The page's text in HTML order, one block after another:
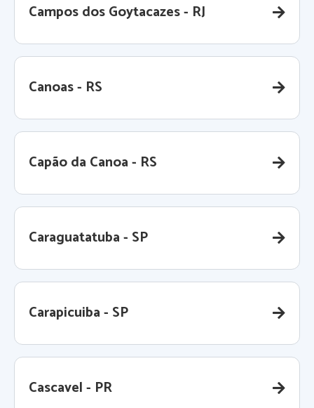
Campos dos Goytacazes - RJ
Canoas - RS
Capão da Canoa - RS
Caraguatatuba - SP
Carapicuiba - SP
Cascavel - PR